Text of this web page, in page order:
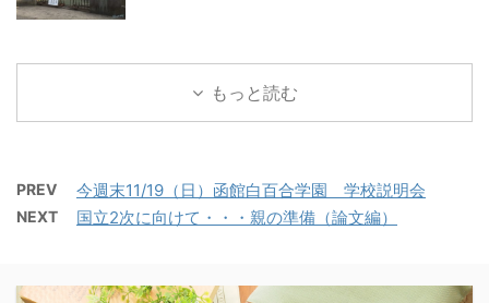
もっと読む
PREV 今週末11/19（日）函館白百合学園 学校説明会
NEXT 国立2次に向けて・・・親の準備（論文編）